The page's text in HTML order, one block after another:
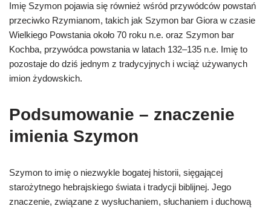
Imię Szymon pojawia się również wśród przywódców powstań
przeciwko Rzymianom, takich jak Szymon bar Giora w czasie
Wielkiego Powstania około 70 roku n.e. oraz Szymon bar
Kochba, przywódca powstania w latach 132–135 n.e. Imię to
pozostaje do dziś jednym z tradycyjnych i wciąż używanych
imion żydowskich.
Podsumowanie – znaczenie
imienia Szymon
Szymon to imię o niezwykle bogatej historii, sięgającej
starożytnego hebrajskiego świata i tradycji biblijnej. Jego
znaczenie, związane z wysłuchaniem, słuchaniem i duchową